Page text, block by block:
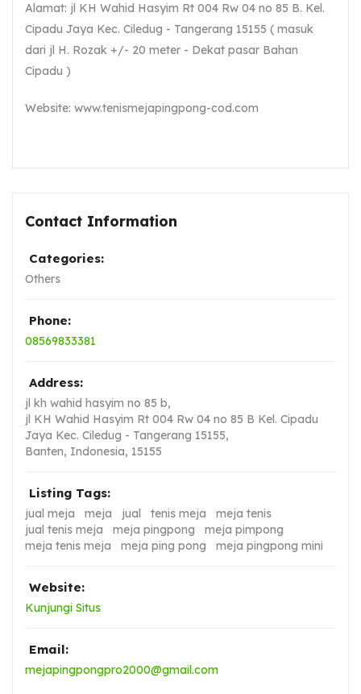
Alamat: jl KH Wahid Hasyim Rt 004 Rw 04 no 85 B. Kel.
Cipadu Jaya Kec. Ciledug - Tangerang 15155 ( masuk
dari jl H. Rozak +/- 20 meter - Dekat pasar Bahan
Cipadu )
Website: www.tenismejapingpong-cod.com
Contact Information
Categories:
Others
Phone:
08569833381
Address:
jl kh wahid hasyim no 85 b,
jl KH Wahid Hasyim Rt 004 Rw 04 no 85 B Kel. Cipadu
Jaya Kec. Ciledug - Tangerang 15155,
Banten, Indonesia, 15155
Listing Tags:
jual meja meja jual tenis meja
meja tenis
jual tenis meja
meja pingpong
meja pimpong
meja tenis meja
meja ping pong meja pingpong mini
Website:
Kunjungi Situs
Email:
mejapingpongpro2000@gmail.com